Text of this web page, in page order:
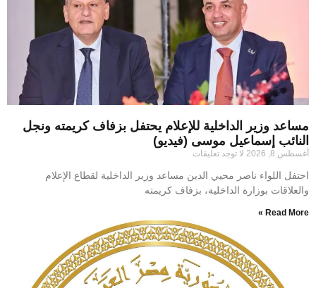
مساعد وزير الداخلية للإعلام يحتفل بزفاف كريمته ونجل
النائب إسماعيل موسى (فيديو)
أغسطس 8, 2026 لا توجد تعليقات
احتفل اللواء ناصر محيي الدين مساعد وزير الداخلية لقطاع الإعلام
والعلاقات بوزارة الداخلية، بزفاف كريمته
Read More »